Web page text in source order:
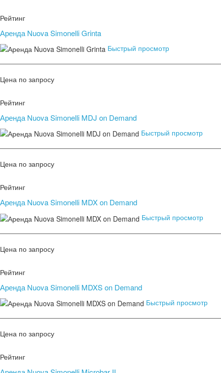
Рейтинг
Аренда Nuova Simonelli Grinta
Быстрый просмотр
Цена по запросу
Рейтинг
Аренда Nuova Simonelli MDJ on Demand
Быстрый просмотр
Цена по запросу
Рейтинг
Аренда Nuova Simonelli MDX on Demand
Быстрый просмотр
Цена по запросу
Рейтинг
Аренда Nuova Simonelli MDXS on Demand
Быстрый просмотр
Цена по запросу
Рейтинг